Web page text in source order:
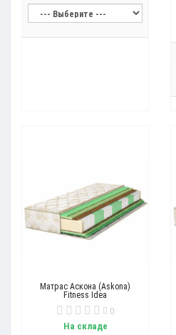
Матрас Аскона (Askona)
Fitness Idea
0
На складе